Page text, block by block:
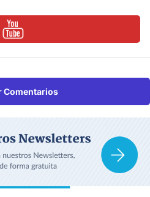
Comentarios